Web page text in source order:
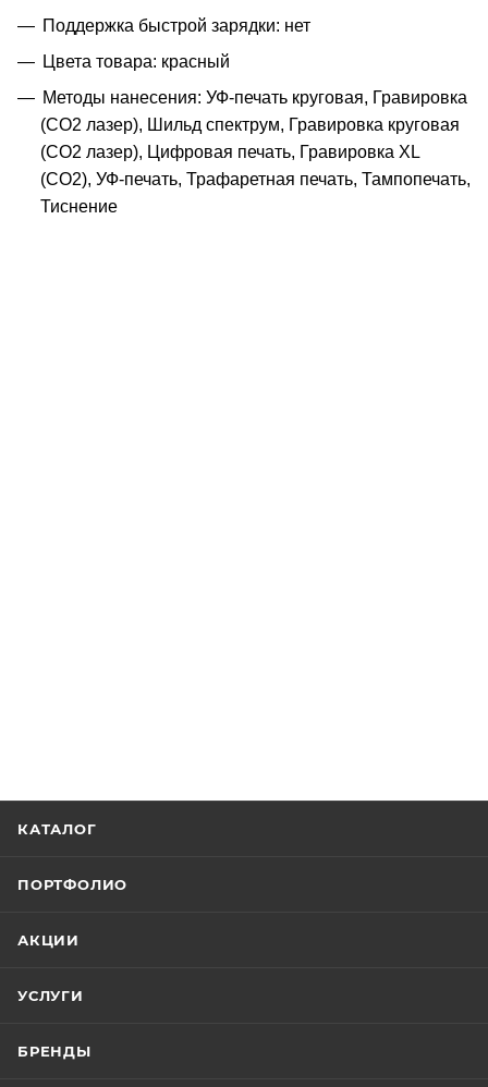
Поддержка быстрой зарядки: нет
Цвета товара: красный
Методы нанесения: УФ-печать круговая, Гравировка
(CO2 лазер), Шильд спектрум, Гравировка круговая
(CO2 лазер), Цифровая печать, Гравировка XL
(СО2), УФ-печать, Трафаретная печать, Тампопечать,
Тиснение
КАТАЛОГ
ПОРТФОЛИО
АКЦИИ
УСЛУГИ
БРЕНДЫ